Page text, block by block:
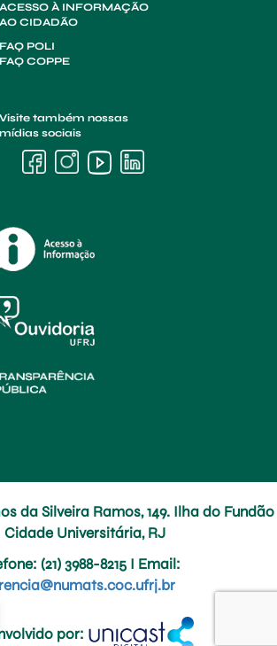
ACESSO À INFORMAÇÃO
AO CIDADÃO
FAQ POLI
FAQ COPPE
Visite também nossas
mídias sociais
da Silveira Ramos, 149. Ilha do Fundão
Cidade Universitária, RJ
: (21) 3988-8215 I Email:
por: